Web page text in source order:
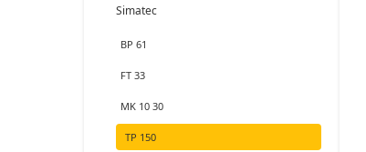
Simatec
BP 61
FT 33
MK 10 30
TP 150